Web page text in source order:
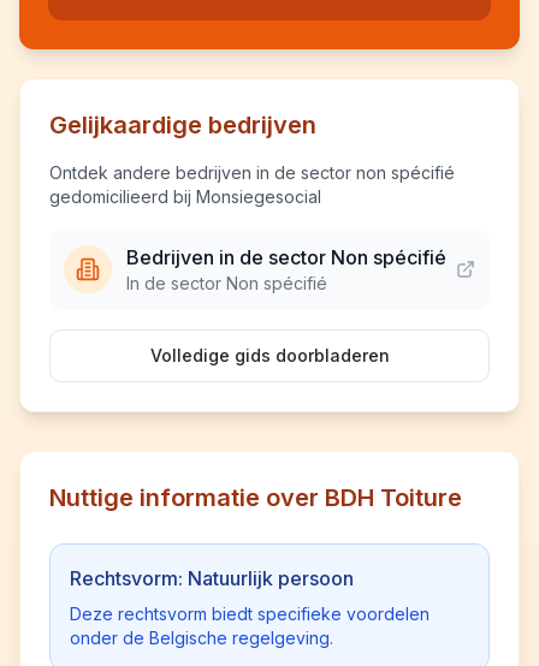
Gelijkaardige bedrijven
Ontdek andere bedrijven in de sector non spécifié
gedomicilieerd bij Monsiegesocial
Bedrijven in de sector Non spécifié
In de sector Non spécifié
Volledige gids doorbladeren
Nuttige informatie over BDH Toiture
Rechtsvorm: Natuurlijk persoon
Deze rechtsvorm biedt specifieke voordelen
onder de Belgische regelgeving.